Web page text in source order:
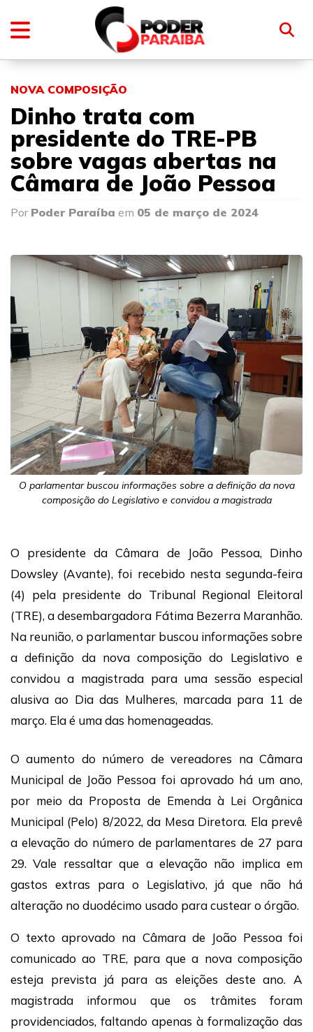
NOVA COMPOSIÇÃO
Dinho trata com
presidente do TRE-PB
sobre vagas abertas na
Câmara de João Pessoa
Por Poder Paraíba em 05 de março de 2024
O parlamentar buscou informações sobre a definição da nova
composição do Legislativo e convidou a magistrada
O presidente da Câmara de João Pessoa, Dinho
Dowsley (Avante), foi recebido nesta segunda-feira
(4) pela presidente do Tribunal Regional Eleitoral
(TRE), a desembargadora Fátima Bezerra Maranhão.
Na reunião, o parlamentar buscou informações sobre
a definição da nova composição do Legislativo e
convidou a magistrada para uma sessão especial
alusiva ao Dia das Mulheres, marcada para 11 de
março. Ela é uma das homenageadas.
O aumento do número de vereadores na Câmara
Municipal de João Pessoa foi aprovado há um ano,
por meio da Proposta de Emenda à Lei Orgânica
Municipal (Pelo) 8/2022, da Mesa Diretora. Ela prevê
a elevação do número de parlamentares de 27 para
29. Vale ressaltar que a elevação não implica em
gastos extras para o Legislativo, já que não há
alteração no duodécimo usado para custear o órgão.
O texto aprovado na Câmara de João Pessoa foi
comunicado ao TRE, para que a nova composição
esteja prevista já para as eleições deste ano. A
magistrada informou que os trâmites foram
providenciados, faltando apenas à formalização das